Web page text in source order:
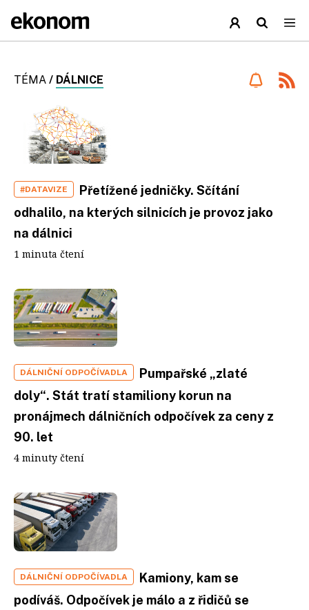
TÉMA / DÁLNICE
#DATAVIZE
Přetížené jedničky. Sčítání
odhalilo, na kterých silnicích je provoz jako
na dálnici
1 minuta čtení
DÁLNIČNÍ ODPOČÍVADLA
Pumpařské „zlaté
doly“. Stát tratí stamiliony korun na
pronájmech dálničních odpočívek za ceny z
90. let
4 minuty čtení
DÁLNIČNÍ ODPOČÍVADLA
Kamiony, kam se
podíváš. Odpočívek je málo a z řidičů se